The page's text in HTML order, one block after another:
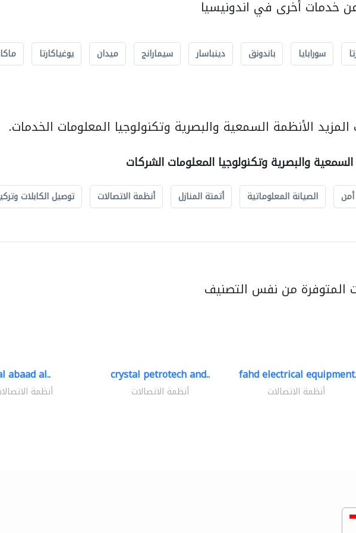
خدمات أخرى في اندونيسيا
سورابايا باندونق دينباسار سيمارانج ميدان يوغياكارتا
الأنظمة السمعية والبصرية وتكنولوجيا المعلومات الخدمات.
والبصرية وتكنولوجيا المعلومات الشركات
الصيانة المعلوماتية أتمتة المنازل أنظمة الاتصالات توصيل الكابلات
المتوفرة من نفس التصنيف
abaad al..
أنظمة
crystal petrotech and..
أنظمة الاتصالات
fahd electrical
أنظمة الاتصالات